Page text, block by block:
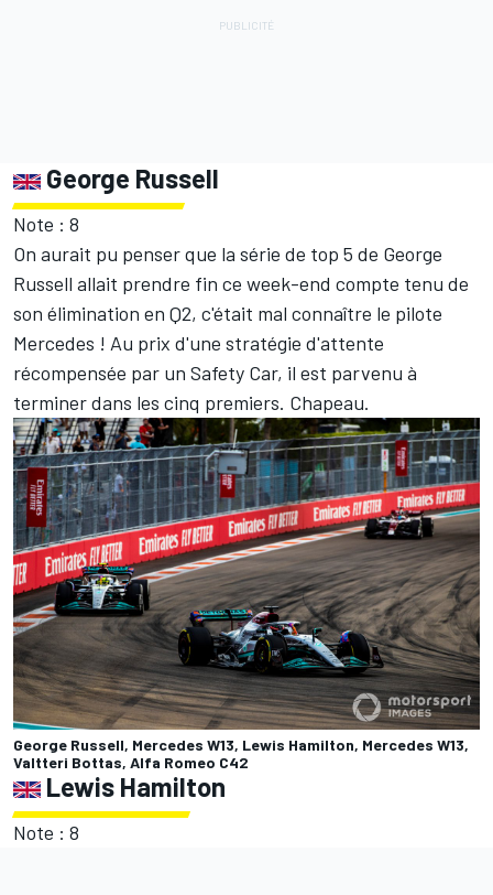
George Russell
Note : 8
On aurait pu penser que la série de top 5 de George
Russell allait prendre fin ce week-end compte tenu de
son élimination en Q2, c'était mal connaître le pilote
Mercedes ! Au prix d'une stratégie d'attente
récompensée par un Safety Car, il est parvenu à
terminer dans les cinq premiers. Chapeau.
George Russell, Mercedes W13, Lewis Hamilton, Mercedes W13,
Valtteri Bottas, Alfa Romeo C42
Lewis Hamilton
Note : 8